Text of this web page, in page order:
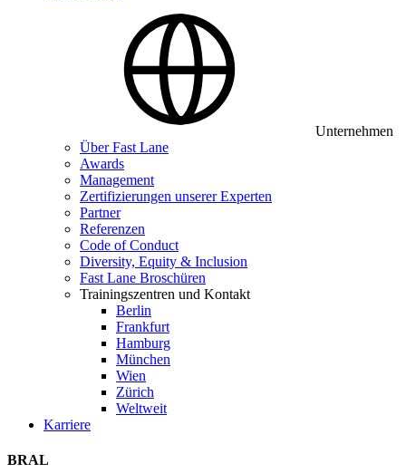
Unternehmen
Über Fast Lane
Awards
Management
Zertifizierungen unserer Experten
Partner
Referenzen
Code of Conduct
Diversity, Equity & Inclusion
Fast Lane Broschüren
Trainingszentren und Kontakt
Berlin
Frankfurt
Hamburg
München
Wien
Zürich
Weltweit
Karriere
BRAL